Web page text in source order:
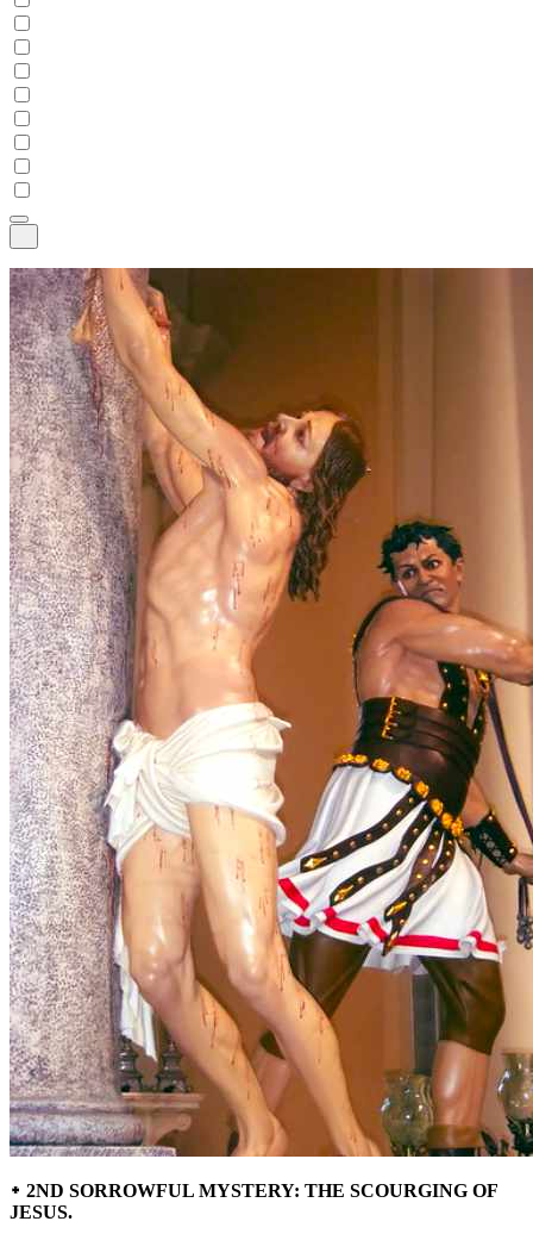
᛭ 2ND SORROWFUL MYSTERY: THE SCOURGING OF
JESUS.